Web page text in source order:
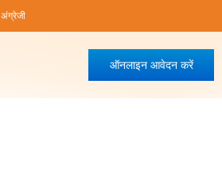
अंग्रेजी
ऑनलाइन आवेदन करें